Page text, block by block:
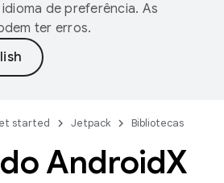
de preferência. As
ter erros.
started Jetpack Bibliotecas
AndroidX